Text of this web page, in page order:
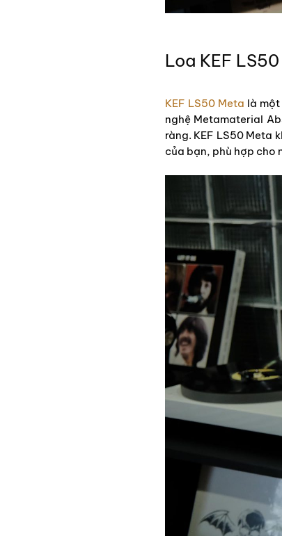
Loa KEF
KEF LS50 Meta là
nghệ Metamaterial
ràng. KEF LS50 Meta
của bạn, phù hợp cho